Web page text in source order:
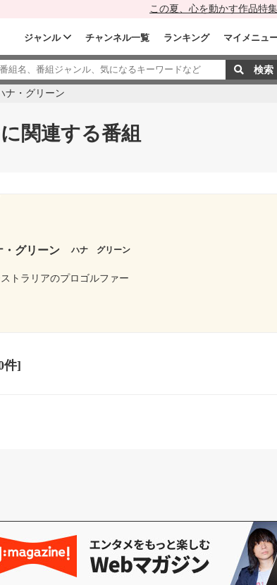
この夏、心を動かす作品特
ジャンル チャンネル一覧 ランキング マイメニュ
ナ・グリーン
関連する番組
・グリーン ハナ グリーン
トラリアのプロゴルファー
]